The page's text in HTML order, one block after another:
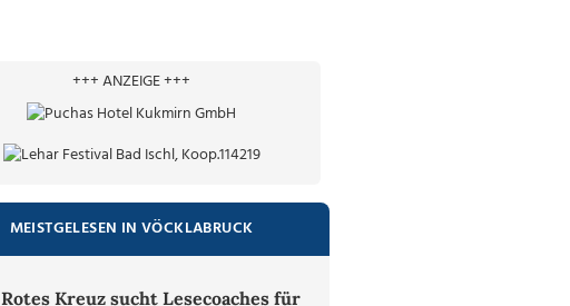
+++ ANZEIGE +++
MEISTGELESEN IN VÖCKLABRUCK
Rotes Kreuz sucht Lesecoaches für